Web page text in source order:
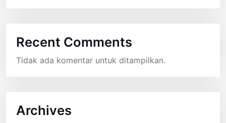
Recent Comments
Tidak ada komentar untuk ditampilkan.
Archives